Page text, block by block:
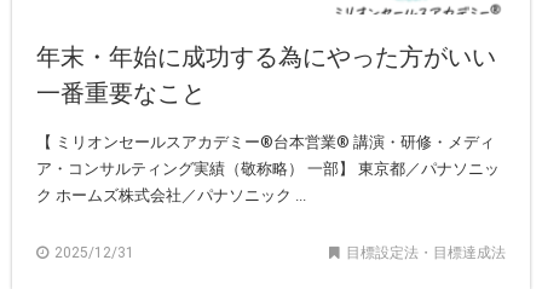
年末・年始に成功する為にやった方がいい
一番重要なこと
【 ミリオンセールスアカデミー®︎台本営業®︎ 講演・研修・メディ
ア・コンサルティング実績（敬称略） 一部】 東京都／パナソニッ
ク ホームズ株式会社／パナソニック ...
2025/12/31 目標設定法・目標達成法